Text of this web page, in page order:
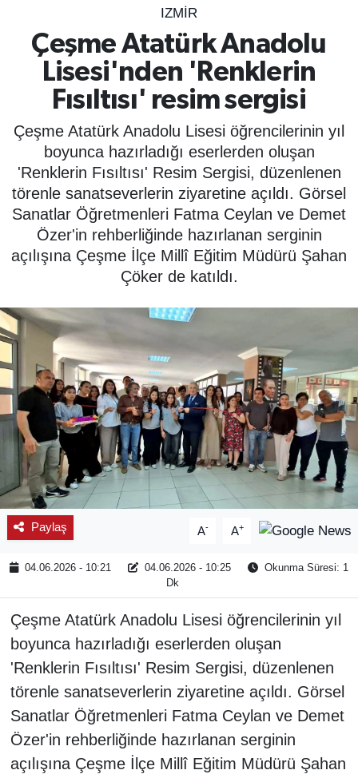
IZMIR
Çeşme Atatürk Anadolu
Lisesi'nden 'Renklerin
Fısıltısı' resim sergisi
Çeşme Atatürk Anadolu Lisesi öğrencilerinin yıl
boyunca hazırladığı eserlerden oluşan
'Renklerin Fısıltısı' Resim Sergisi, düzenlenen
törenle sanatseverlerin ziyaretine açıldı. Görsel
Sanatlar Öğretmenleri Fatma Ceylan ve Demet
Özer'in rehberliğinde hazırlanan serginin
açılışına Çeşme İlçe Millî Eğitim Müdürü Şahan
Çöker de katıldı.
Paylaş A- A+
04.06.2026 - 10:21 04.06.2026 - 10:25
Okunma Süresi: 1
Dk
Çeşme Atatürk Anadolu Lisesi öğrencilerinin yıl
boyunca hazırladığı eserlerden oluşan
'Renklerin Fısıltısı' Resim Sergisi, düzenlenen
törenle sanatseverlerin ziyaretine açıldı. Görsel
Sanatlar Öğretmenleri Fatma Ceylan ve Demet
Özer'in rehberliğinde hazırlanan serginin
açılışına Çeşme İlçe Millî Eğitim Müdürü Şahan
ÇEVRE
YAŞAM
BİLİM - TEKNOLOJİ
KADIN
KÜLTÜR SANAT